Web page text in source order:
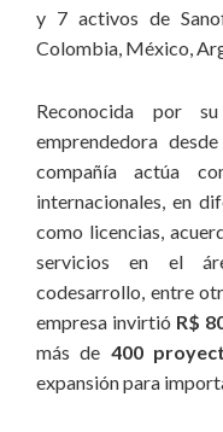
parte integral de la
la generación de
crecimiento de la
recursos
9. Respeto:
tenemos
capacidad de
para reflejar nuestro
nuestros
los cuales actuamos,
culturas con
y 7 activos de
Colombia, México,
Reconocida por
emprendedora
compañía actúa
internacionales, en
como licencias,
servicios en el
codesarrollo, entre
empresa invirtió R$
más de 400
expansión para